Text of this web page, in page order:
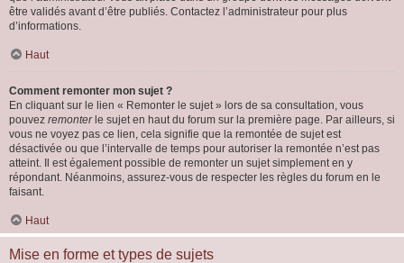
être validés avant d’être publiés. Contactez l’administrateur pour plus
d’informations.
Haut
Comment remonter mon sujet ?
En cliquant sur le lien « Remonter le sujet » lors de sa consultation, vous
pouvez remonterle sujet en haut du forum sur la première page. Par ailleurs, si
vous ne voyez pas ce lien, cela signifie que la remontée de sujet est
désactivée ou que l’intervalle de temps pour autoriser la remontée n’est pas
atteint. Il est également possible de remonter un sujet simplement en y
répondant. Néanmoins, assurez-vous de respecter les règles du forum en le
faisant.
Haut
Mise en forme et types de sujets